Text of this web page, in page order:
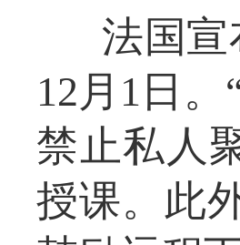
法国宣
12月1日
禁止私人
授课。此